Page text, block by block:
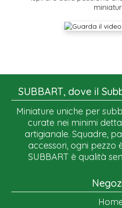
SUBBART, dove il
Miniature uniche per
curate nei minimi
artigianale. Squadre,
accessori, ogni pezzo
SUBBART è qualità